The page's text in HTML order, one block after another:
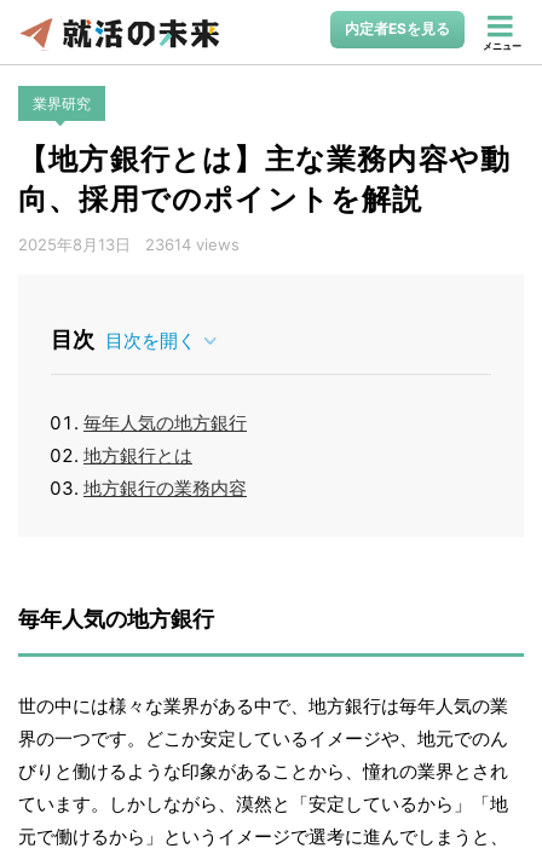
内定者ESを見る
メニュー
業界研究
【地方銀行とは】主な業務内容や動
向、採用でのポイントを解説
2025年8月13日 23614 views
目次 目次を開く
毎年人気の地方銀行
地方銀行とは
地方銀行の業務内容
毎年人気の地方銀行
世の中には様々な業界がある中で、地方銀行は毎年人気の業
界の一つです。どこか安定しているイメージや、地元でのん
びりと働けるような印象があることから、憧れの業界とされ
ています。しかしながら、漠然と「安定しているから」「地
元で働けるから」というイメージで選考に進んでしまうと、